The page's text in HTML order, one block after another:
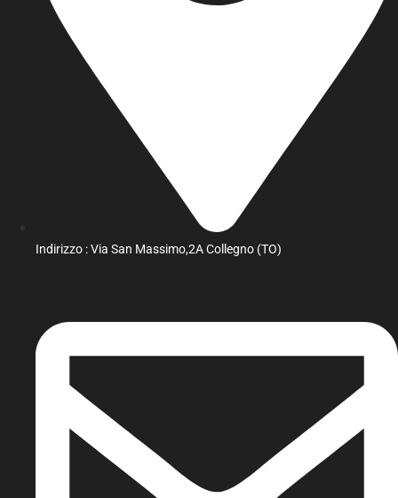
Indirizzo : Via San Massimo,2A Collegno (TO)